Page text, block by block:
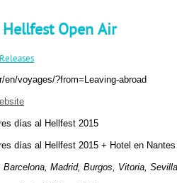
Open Air
en/voyages/?from=Leaving-abroad
días al Hellfest 2015
días al Hellfest 2015 + Hotel en
Barcelona, Madrid, Burgos, Vitoria,